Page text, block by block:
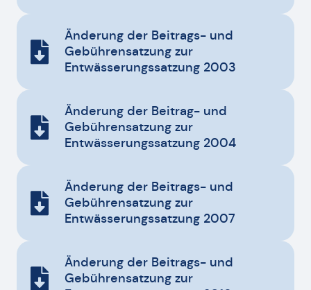
Änderung der Beitrags- und
Gebührensatzung zur
Entwässerungssatzung 2003
Änderung der Beitrag- und
Gebührensatzung zur
Entwässerungssatzung 2004
Änderung der Beitrags- und
Gebührensatzung zur
Entwässerungssatzung 2007
Änderung der Beitrags- und
Gebührensatzung zur